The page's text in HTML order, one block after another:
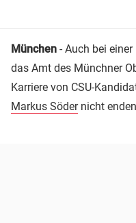
München - Auch bei
das Amt des Münchner
Karriere von CSU-
Markus Södernicht